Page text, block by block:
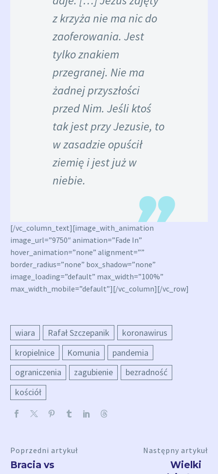
z krzyża nie ma nic do
zaoferowania. Jest
tylko znakiem
przegranej. Nie ma
żadnej przyszłości
przed Nim. Jeśli ktoś
tak jest przy Jezusie, to
w zasadzie opuścił
ziemię i jest już w
niebie.
[/vc_column_text][image_with_animation
image_url=”9750″ animation=”Fade In”
hover_animation=”none” alignment=””
border_radius=”none” box_shadow=”none”
image_loading=”default” max_width=”100%”
max_width_mobile=”default”][/vc_column][/vc_row]
wiara Rafał Szczepanik
koronawirus
kropielnice
Komunia
pandemia
ograniczenia
zagubienie
bezradność
kościół
Poprzedni artykuł
Bracia vs
Następny artykuł
Wielki